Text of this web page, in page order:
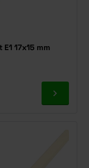
17x15 mm
Ga naar